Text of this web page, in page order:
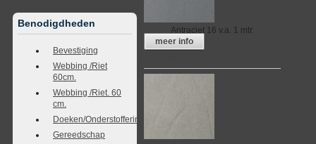
Benodigdheden
Bevestiging
Webbing /Riet
60cm.
Webbing /Riet. 60
cm.
Doeken/Onderstoffering
Gereedschap
Antraciet 16 v.a. 1 mtr.
meer info